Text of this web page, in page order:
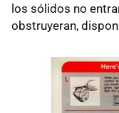
los sólidos no
obstruyeran,